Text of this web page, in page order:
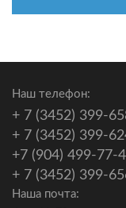
Наш телефон:
+ 7 (3452) 399-
+ 7 (3452) 399-
+7 (904) 499-77-
+ 7 (3452) 399-
Наша почта: